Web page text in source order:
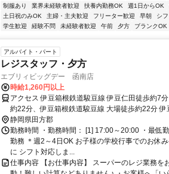
制服あり 業界未経験者歓迎 扶養内勤務OK 週1日からOK
土日祝のみOK
主婦・主夫歓迎 フリーター歓迎 早朝 シ
学生歓迎
経験不問 未経験者歓迎 午前 夕方 ブランクOK
アルバイト・パート
レジスタッフ・夕方
エブリィビッグデー 函南店
時給1,260円以上
アクセス 伊豆箱根鉄道駿豆線 伊豆仁田徒歩約7
約22分、伊豆箱根鉄道駿豆線 大場徒歩約22分
静岡県田方郡
勤務時間 ・勤務時間： [1] 17:00～20:00 ・最低
勤務 ＊週2～4日OK お子様の学校行事でのお休
に シフト対応しま...
仕事内容 【お仕事内容】 スーパーのレジ業務を